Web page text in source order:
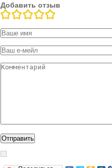
Добавить отзыв